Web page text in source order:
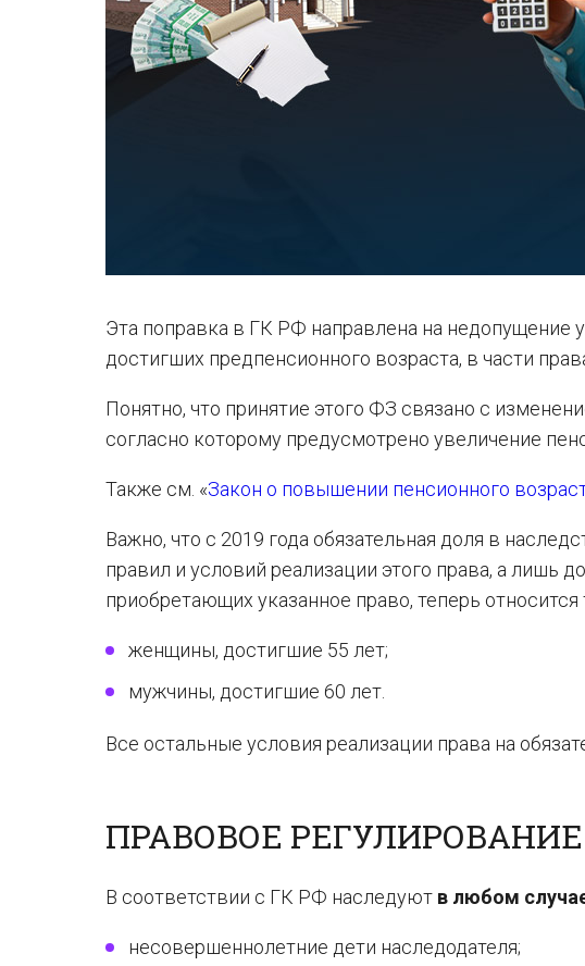
Эта поправка в ГК РФ направлена на недопущение
достигших предпенсионного возраста, в части
Понятно, что принятие этого ФЗ связано с
согласно которому предусмотрено увеличение
Также см. «Закон о повышении пенсионного
Важно, что с 2019 года обязательная доля в
правил и условий реализации этого права, а лишь
приобретающих указанное право, теперь относится
женщины, достигшие 55 лет;
мужчины, достигшие 60 лет.
Все остальные условия реализации права на
ПРАВОВОЕ
В соответствии с ГК РФ наследуют в любом
несовершеннолетние дети наследодателя;